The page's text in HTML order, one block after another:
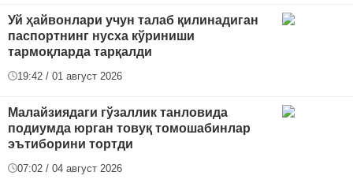
Уй ҳайвонлари учун талаб қилинадиган
паспортнинг нусха кўриниши
тармоқларда тарқалди
19:42 / 01 август 2026
Малайзиядаги гўзаллик танловида
подиумда юрган товуқ томошабинлар
эътиборини тортди
07:02 / 04 август 2026